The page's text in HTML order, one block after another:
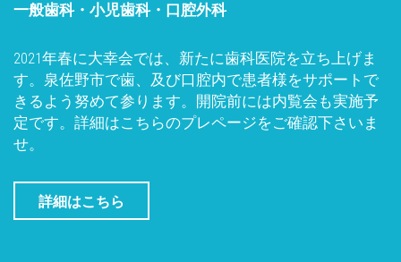
一般歯科・小児歯科・口腔外科
2021年春に大幸会では、新たに歯科医院を立ち上げま
す。泉佐野市で歯、及び口腔内で患者様をサポートで
きるよう努めて参ります。開院前には内覧会も実施予
定です。詳細はこちらのプレページをご確認下さいま
せ。
詳細はこちら